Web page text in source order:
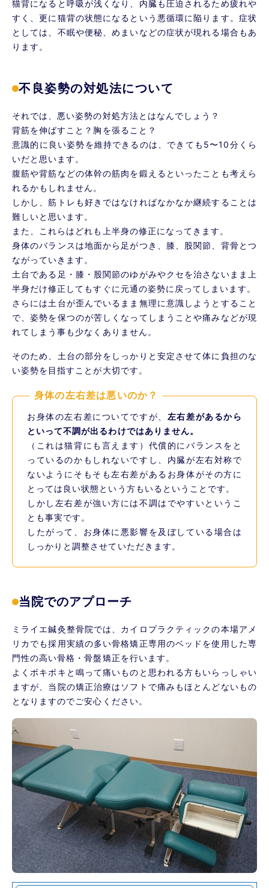
猫背になると呼吸が浅くなり、内臓も圧迫されるため疲れや
すく、更に猫背の状態になるという悪循環に陥ります。症状
としては、不眠や便秘、めまいなどの症状が現れる場合もあ
ります。
不良姿勢の対処法について
それでは、悪い姿勢の対処方法とはなんでしょう？
背筋を伸ばすこと？胸を張ること？
意識的に良い姿勢を維持できるのは、できても5〜10分くら
いだと思います。
腹筋や背筋などの体幹の筋肉を鍛えるといったことも考えら
れるかもしれません。
しかし、筋トレも好きではなければなかなか継続することは
難しいと思います。
また、これらはどれも上半身の修正になってきます。
身体のバランスは地面から足がつき、膝、股関節、背骨とつ
ながっていきます。
土台である足・膝・股関節のゆがみやクセを治さないまま上
半身だけ修正してもすぐに元通の姿勢に戻ってしまいます。
さらには土台が歪んでいるまま無理に意識しようとすること
で、姿勢を保つのが苦しくなってしまうことや痛みなどが現
れてしまう事も少なくありません。
そのため、土台の部分をしっかりと安定させて体に負担のな
い姿勢を目指すことが大切です。
身体の左右差は悪いのか？
お身体の左右差についてですが、 左右差があるから
といって不調が出るわけではありません。
（これは猫背にも言えます）代償的にバランスをと
っているのかもしれないですし、内臓が左右対称で
ないようにそもそも左右差があるお身体がその方に
とっては良い状態という方もいるということです。
しかし左右差が強い方には不調はでやすいというこ
とも事実です。
したがって、お身体に悪影響を及ぼしている場合は
しっかりと調整させていただきます。
当院でのアプローチ
ミライエ鍼灸整骨院では、カイロプラクティックの本場アメ
リカでも採用実績の多い骨格矯正専用のベッドを使用した専
門性の高い骨格・骨盤矯正を行います。
よくボキボキと鳴って痛いものと思われる方もいらっしゃい
ますが、当院の矯正治療はソフトで痛みもほとんどないもの
となりますのでご安心ください。